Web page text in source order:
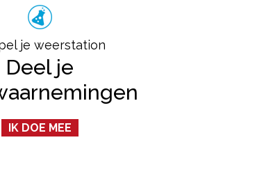
je weerstation
Deel je
IK DOE MEE